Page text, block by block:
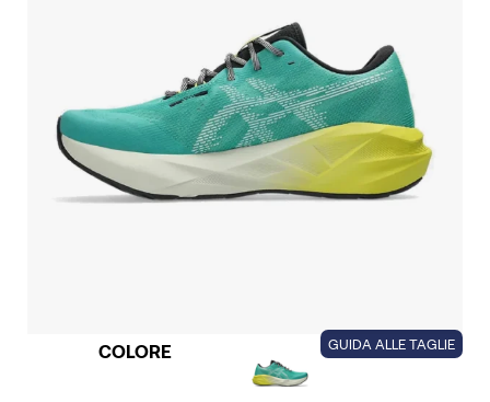
GUIDA ALLE TAGLIE
COLORE